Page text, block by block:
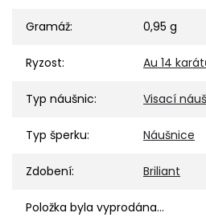
Gramáž: 0,95 g
Ryzost: Au 14
Typ náušnic: Visací
Typ šperku: Náušnice
Zdobení: Briliant
Položka byla vyprodána…